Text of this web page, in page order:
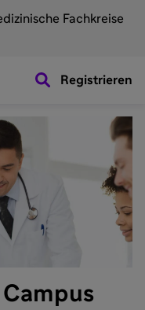
Fachkreise
Registrieren